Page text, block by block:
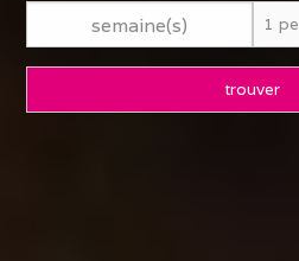
semaine(s)
trouver